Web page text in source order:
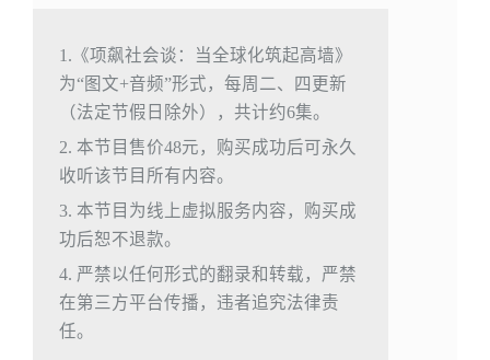
1.《项飙社会谈：当全球化筑起高墙》
为“图文+音频”形式，每周二、四更新
（法定节假日除外），共计约6集。
2. 本节目售价48元，购买成功后可永久
收听该节目所有内容。
3. 本节目为线上虚拟服务内容，购买成
功后恕不退款。
4. 严禁以任何形式的翻录和转载，严禁
在第三方平台传播，违者追究法律责
任。